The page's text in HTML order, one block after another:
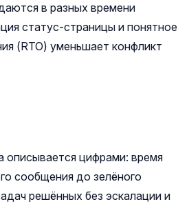
в разных времени
статус‑страницы и понятное
(RTO) уменьшает конфликт
цифрами: время
сообщения до зелёного
решённых без эскалации и